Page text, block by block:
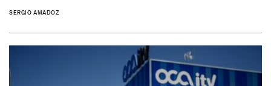
SERGIO AMADOZ